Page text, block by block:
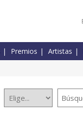
Premios Artistas